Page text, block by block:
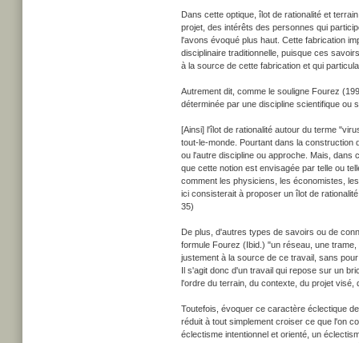
Dans cette optique, îlot de rationalité et
projet, des intérêts des personnes qui
l'avons évoqué plus haut. Cette fabrication
disciplinaire traditionnelle, puisque ces
à la source de cette fabrication et qui
Autrement dit, comme le souligne Fourez
déterminée par une discipline scientifique ou
[Ainsi] l'îlot de rationalité autour du terme
tout-le-monde. Pourtant dans la construction
ou l'autre discipline ou approche. Mais, dans
que cette notion est envisagée par telle ou
comment les physiciens, les économistes,
ici consisterait à proposer un îlot de
35)
De plus, d'autres types de savoirs ou de
formule Fourez (Ibid.) "un réseau, une
justement à la source de ce travail, sans
Il s'agit donc d'un travail qui repose sur un
l'ordre du terrain, du contexte, du projet visé,
Toutefois, évoquer ce caractère éclectique
réduit à tout simplement croiser ce que l'on
éclectisme intentionnel et orienté, un